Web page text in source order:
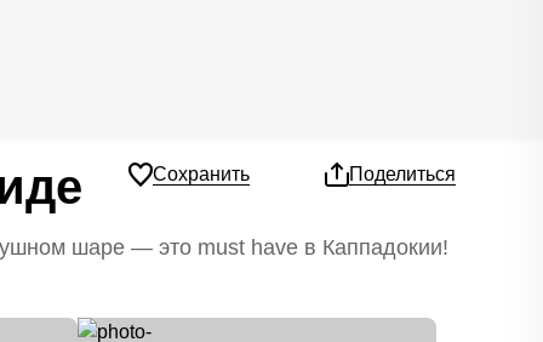
Сохранить Поделиться
шаре — это must have в Каппадокии!